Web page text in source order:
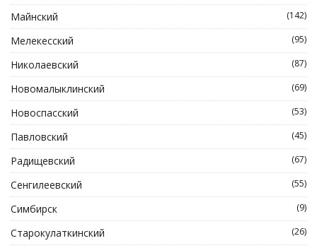
Майнский (142)
Мелекесский (95)
Николаевский (87)
Новомалыклинский (69)
Новоспасский (53)
Павловский (45)
Радищевский (67)
Сенгилеевский (55)
Симбирск (9)
Старокулаткинский (26)